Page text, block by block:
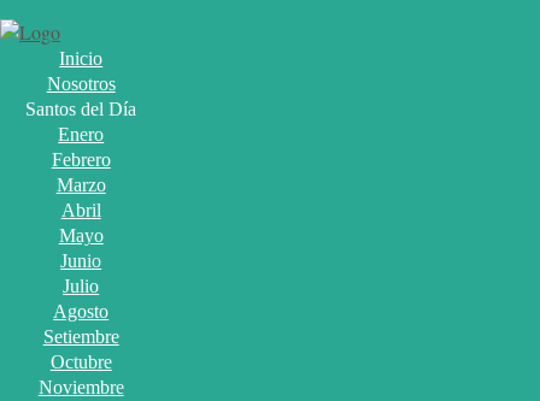
Inicio
Nosotros
Santos del Día
Enero
Febrero
Marzo
Abril
Mayo
Junio
Julio
Agosto
Setiembre
Octubre
Noviembre